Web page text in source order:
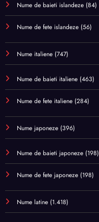
Nume de baieti islandeze (84)
Nume de fete islandeze (56)
Nume italiene (747)
Nume de baieti italiene (463)
Nume de fete italiene (284)
Nume japoneze (396)
Nume de baieti japoneze (198)
Nume de fete japoneze (198)
Nume latine (1.418)